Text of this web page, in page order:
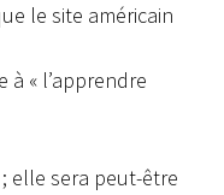
le site américain
« l’apprendre
elle sera peut-être